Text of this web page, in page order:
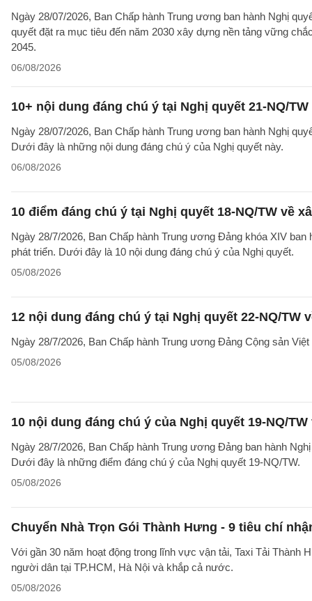
Ngày 28/07/2026, Ban Chấp hành Trung ương ban hành Nghị
quyết đặt ra mục tiêu đến năm 2030 xây dựng nền tảng vững
2045.
06/08/2026
10+ nội dung đáng chú ý tại Nghị quyết 21-NQ/TW
Ngày 28/07/2026, Ban Chấp hành Trung ương ban hành Nghị
Dưới đây là những nội dung đáng chú ý của Nghị quyết này.
06/08/2026
10 điểm đáng chú ý tại Nghị quyết 18-NQ/TW về
Ngày 28/7/2026, Ban Chấp hành Trung ương Đảng khóa XIV
phát triển. Dưới đây là 10 nội dung đáng chú ý của Nghị quyết.
05/08/2026
12 nội dung đáng chú ý tại Nghị quyết 22-NQ/TW
Ngày 28/7/2026, Ban Chấp hành Trung ương Đảng Cộng sản
05/08/2026
10 nội dung đáng chú ý của Nghị quyết 19-NQ/
Ngày 28/7/2026, Ban Chấp hành Trung ương Đảng ban hành
Dưới đây là những điểm đáng chú ý của Nghị quyết 19-NQ/TW.
05/08/2026
Chuyển Nhà Trọn Gói Thành Hưng - 9 tiêu chí
Với gần 30 năm hoạt động trong lĩnh vực vận tải, Taxi Tải Thành
người dân tại TP.HCM, Hà Nội và khắp cả nước.
05/08/2026